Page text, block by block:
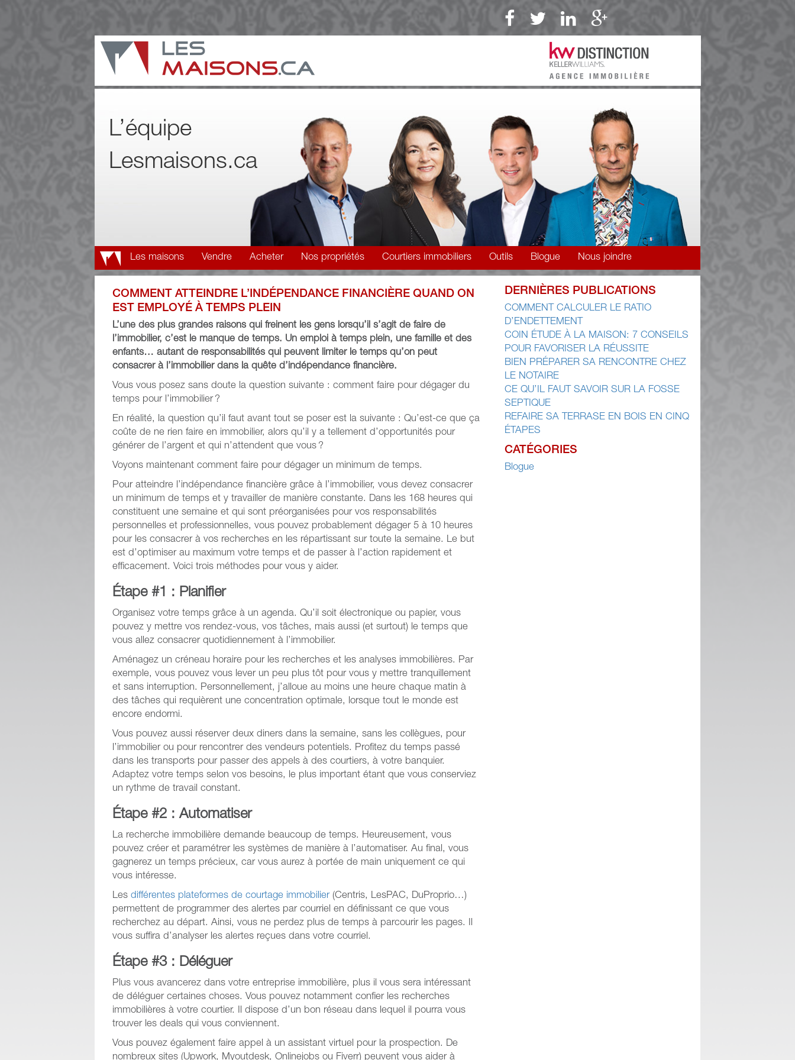
L’équipe
Lesmaisons.ca
Les maisons Vendre Acheter Nos propriétés Courtiers immobiliers Outils Blogue Nous joindre
COMMENT ATTEINDRE L’INDÉPENDANCE FINANCIÈRE QUAND ON
EST EMPLOYÉ À TEMPS PLEIN
L’une des plus grandes raisons qui freinent les gens lorsqu’il s’agit de faire de
l’immobilier, c’est le manque de temps. Un emploi à temps plein, une famille et des
enfants… autant de responsabilités qui peuvent limiter le temps qu’on peut
consacrer à l’immobilier dans la quête d’indépendance financière.
Vous vous posez sans doute la question suivante : comment faire pour dégager du
temps pour l’immobilier ?
En réalité, la question qu’il faut avant tout se poser est la suivante : Qu’est-ce que ça
coûte de ne rien faire en immobilier, alors qu’il y a tellement d’opportunités pour
générer de l’argent et qui n’attendent que vous ?
Voyons maintenant comment faire pour dégager un minimum de temps.
Pour atteindre l’indépendance financière grâce à l’immobilier, vous devez consacrer
un minimum de temps et y travailler de manière constante. Dans les 168 heures qui
constituent une semaine et qui sont préorganisées pour vos responsabilités
personnelles et professionnelles, vous pouvez probablement dégager 5 à 10 heures
pour les consacrer à vos recherches en les répartissant sur toute la semaine. Le but
est d’optimiser au maximum votre temps et de passer à l’action rapidement et
efficacement. Voici trois méthodes pour vous y aider.
Étape #1 : Planifier
Organisez votre temps grâce à un agenda. Qu’il soit électronique ou papier, vous
pouvez y mettre vos rendez-vous, vos tâches, mais aussi (et surtout) le temps que
vous allez consacrer quotidiennement à l’immobilier.
Aménagez un créneau horaire pour les recherches et les analyses immobilières. Par
exemple, vous pouvez vous lever un peu plus tôt pour vous y mettre tranquillement
et sans interruption. Personnellement, j’alloue au moins une heure chaque matin à
des tâches qui requièrent une concentration optimale, lorsque tout le monde est
encore endormi.
Vous pouvez aussi réserver deux diners dans la semaine, sans les collègues, pour
l’immobilier ou pour rencontrer des vendeurs potentiels. Profitez du temps passé
dans les transports pour passer des appels à des courtiers, à votre banquier.
Adaptez votre temps selon vos besoins, le plus important étant que vous conserviez
un rythme de travail constant.
Étape #2 : Automatiser
La recherche immobilière demande beaucoup de temps. Heureusement, vous
pouvez créer et paramétrer les systèmes de manière à l’automatiser. Au final, vous
gagnerez un temps précieux, car vous aurez à portée de main uniquement ce qui
vous intéresse.
Les différentes plateformes de courtage immobilier(Centris, LesPAC, DuProprio…)
permettent de programmer des alertes par courriel en définissant ce que vous
recherchez au départ. Ainsi, vous ne perdez plus de temps à parcourir les pages. Il
vous suffira d’analyser les alertes reçues dans votre courriel.
Étape #3 : Déléguer
Plus vous avancerez dans votre entreprise immobilière, plus il vous sera intéressant
de déléguer certaines choses. Vous pouvez notamment confier les recherches
immobilières à votre courtier. Il dispose d’un bon réseau dans lequel il pourra vous
trouver les deals qui vous conviennent.
Vous pouvez également faire appel à un assistant virtuel pour la prospection. De
nombreux sites (Upwork, Myoutdesk, Onlinejobs ou Fiverr) peuvent vous aider à
DERNIÈRES PUBLICATIONS
COMMENT CALCULER LE RATIO
D’ENDETTEMENT
COIN ÉTUDE À LA MAISON: 7 CONSEILS
POUR FAVORISER LA RÉUSSITE
BIEN PRÉPARER SA RENCONTRE CHEZ
LE NOTAIRE
CE QU’IL FAUT SAVOIR SUR LA FOSSE
SEPTIQUE
REFAIRE SA TERRASE EN BOIS EN CINQ
ÉTAPES
CATÉGORIES
Blogue